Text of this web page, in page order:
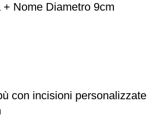
Nome Diametro 9cm
con incisioni personalizzate